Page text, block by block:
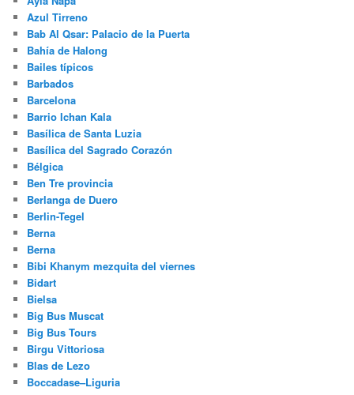
Azul Tirreno
Bab Al Qsar: Palacio de la Puerta
Bahía de Halong
Bailes típicos
Barbados
Barcelona
Barrio Ichan Kala
Basílica de Santa Luzia
Basílica del Sagrado Corazón
Bélgica
Ben Tre provincia
Berlanga de Duero
Berlin-Tegel
Berna
Berna
Bibi Khanym mezquita del viernes
Bidart
Bielsa
Big Bus Muscat
Big Bus Tours
Birgu Vittoriosa
Blas de Lezo
Boccadase–Liguria